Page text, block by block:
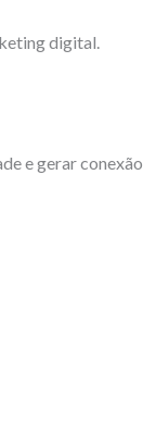
digital.
e gerar conexão